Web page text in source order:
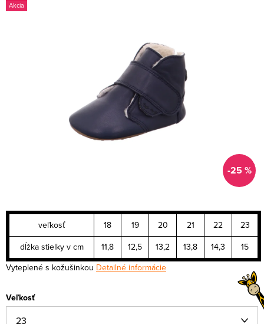
Akcia
-25 %
veľkosť 18 19 20 21 22
23
dĺžka stielky v cm
11,8 12,5 13,2 13,8 14,3
15
Vyteplené s kožušinkou Detailné informácie
Veľkosť